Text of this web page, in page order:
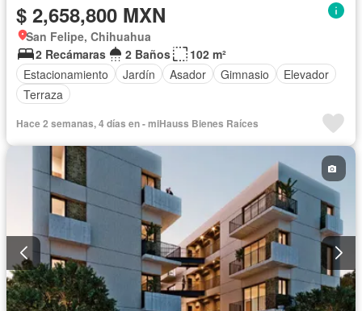
$ 2,658,800 MXN
San Felipe, Chihuahua
2 Recámaras
2 Baños
102 m²
Estacionamiento
Jardín Asador Gimnasio
Elevador
Terraza
Hace 2 semanas, 4 días en - miHauss Bienes Raíces